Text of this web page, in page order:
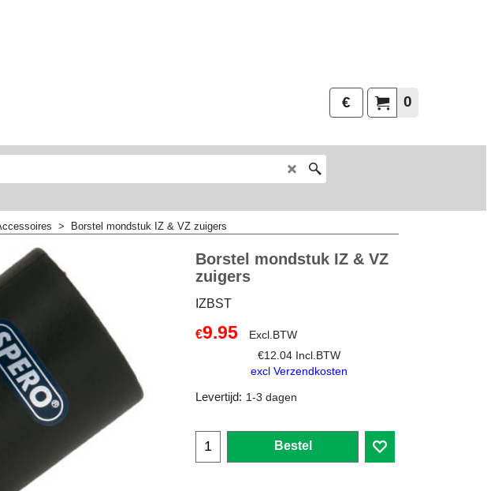
0
€
> Borstel mondstuk IZ & VZ zuigers
Borstel mondstuk IZ & VZ
zuigers
IZBST
€9.95
Excl.BTW
€12.04 Incl.BTW
excl Verzendkosten
Levertijd: 1-3 dagen
Bestel